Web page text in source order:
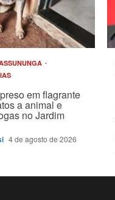
em flagrante
a animal e
no Jardim
4 de agosto de 2026